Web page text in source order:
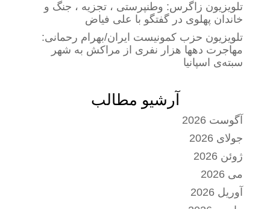
تلویزیون زاگرس: وطنپرستی ، تجزیه ، جنگ و
خاندان پهلوی در گفتگو با علی فیاض
تلویزیون حزب کمونیست ایران/بهرام رحمانی:
مهاجرت دهها هزار نفری از مراکش به شهر
سبته‌ی اسپانیا
آرشیو مطالب
آگوست 2026
جولای 2026
ژوئن 2026
می 2026
آوریل 2026